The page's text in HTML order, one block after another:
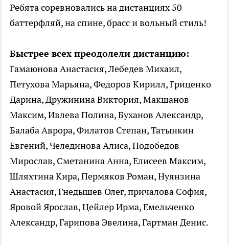
Ребята соревновались на дистанциях 50
баттерфляй, на спине, брасс и вольный стиль!
Быстрее всех преодолели дистанцию:
Гамаюнова Анастасия, Лебедев Михаил,
Петухова Марьяна, Федоров Кирилл, Гриценко
Дарина, Дружинина Виктория, Макшанов
Максим, Ивлева Полина, Буханов Александр,
Балаба Аврора, Филатов Степан, Татынкин
Евгений, Челединова Алиса, Подобедов
Мирослав, Сметанина Анна, Елисеев Максим,
Шляхтина Кира, Пермяков Роман, Нуянзина
Анастасия, Гнедышев Олег, причалова София,
Яровой Ярослав, Цейлер Ирма, Емельченко
Александр, Гарипова Эвелина, Гартман Денис.